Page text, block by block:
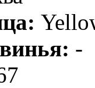
-